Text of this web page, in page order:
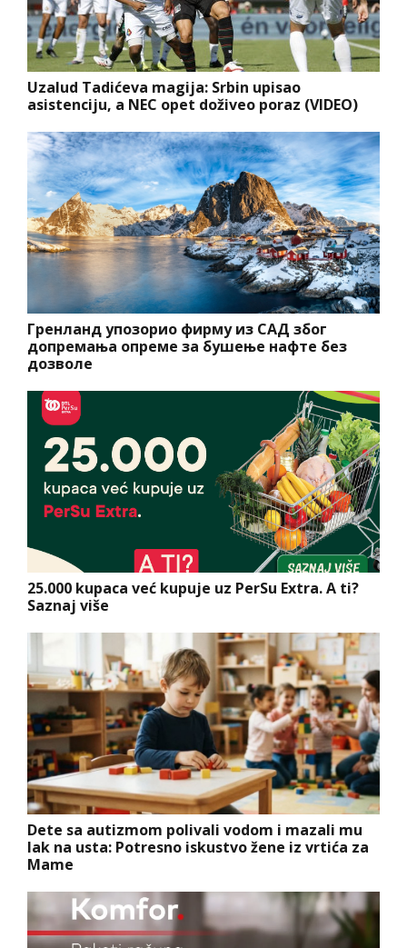
Uzalud Tadićeva magija: Srbin upisao
asistenciju, a NEC opet doživeo poraz (VIDEO)
Гренланд упозорио фирму из САД због
допремања опреме за бушење нафте без
дозволе
25.000 kupaca već kupuje uz PerSu Extra. A ti?
Saznaj više
Dete sa autizmom polivali vodom i mazali mu
lak na usta: Potresno iskustvo žene iz vrtića za
Mame